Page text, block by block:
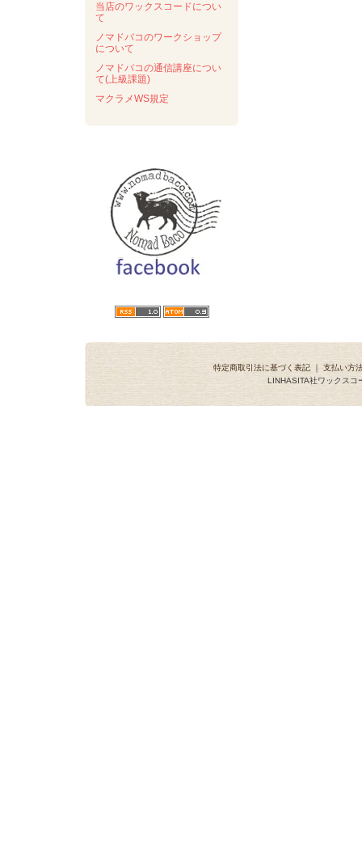
当店のワックスコードについ
て
ノマドバコのワークショップ
について
ノマドバコの通信講座につい
て(上級課題)
マクラメWS規定
特定商取引法に基づく表記｜ 支払い方
LINHASITA社ワックスコ